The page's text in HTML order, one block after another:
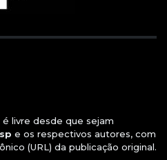
livre desde que sejam
e os respectivos autores, com
(URL) da publicação original.